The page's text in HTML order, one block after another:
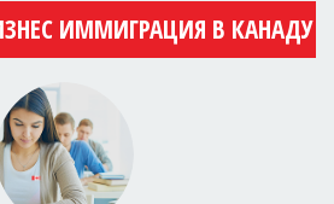
ИММИГРАЦИЯ В КАНАДУ